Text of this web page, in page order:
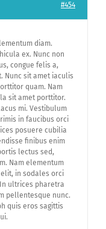
#454
diam.
ex. Nunc non
congue felis a,
Nunc sit amet iaculis
quam. Nam
sit amet porttitor.
mi. Vestibulum
in faucibus orci
posuere cubilia
finibus enim
lectus sed,
Nam elementum
in sodales orci
ultrices pharetra
pellentesque nunc.
quis eros sagittis